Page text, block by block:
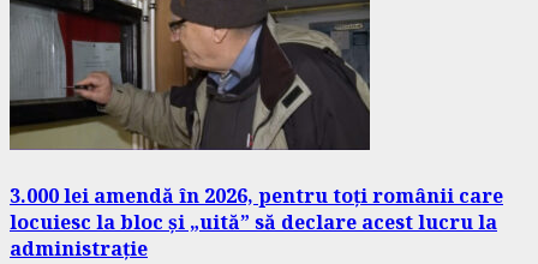
3.000 lei amendă în 2026, pentru toți românii care
locuiesc la bloc și „uită” să declare acest lucru la
administrație